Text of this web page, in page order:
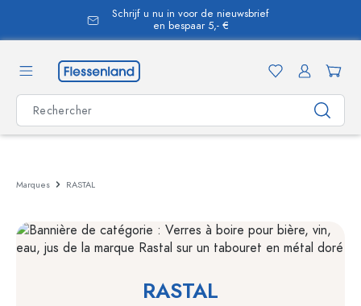
Schrijf u nu in voor de nieuwsbrief
en bespaar 5,- €
Marques RASTAL
RASTAL